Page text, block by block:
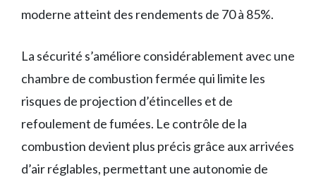
moderne atteint des rendements de 70 à 85%.
La sécurité s’améliore considérablement avec une
chambre de combustion fermée qui limite les
risques de projection d’étincelles et de
refoulement de fumées. Le contrôle de la
combustion devient plus précis grâce aux arrivées
d’air réglables, permettant une autonomie de